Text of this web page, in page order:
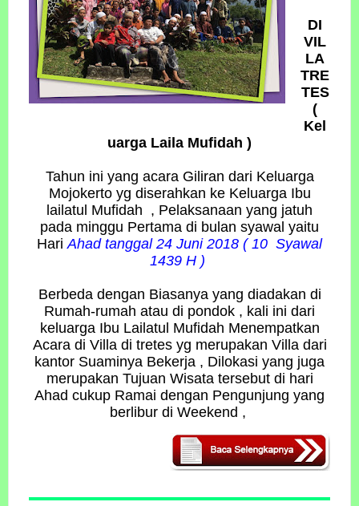
DI
VIL
LA
TRE
TES
(
Kel
uarga Laila Mufidah )
Tahun ini yang acara Giliran dari Keluarga
Mojokerto yg diserahkan ke Keluarga Ibu
lailatul Mufidah , Pelaksanaan yang jatuh
pada minggu Pertama di bulan syawal yaitu
HariAhad tanggal 24 Juni 2018 ( 10 Syawal
1439 H )
Berbeda dengan Biasanya yang diadakan di
Rumah-rumah atau di pondok , kali ini dari
keluarga Ibu Lailatul Mufidah Menempatkan
Acara di Villa di tretes yg merupakan Villa dari
kantor Suaminya Bekerja , Dilokasi yang juga
merupakan Tujuan Wisata tersebut di hari
Ahad cukup Ramai dengan Pengunjung yang
berlibur di Weekend ,